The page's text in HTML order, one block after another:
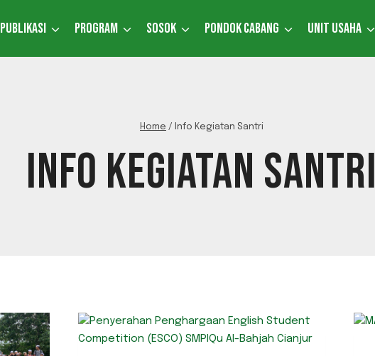
PUBLIKASI PROGRAM SOSOK PONDOK CABANG UNIT USAHA
Home / Info Kegiatan Santri
INFO KEGIATAN SANTRI